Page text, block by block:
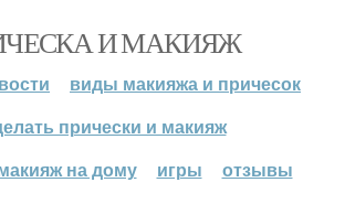
И МАКИЯЖ
виды макияжа и причесок
прически и макияж
на дому
игры отзывы